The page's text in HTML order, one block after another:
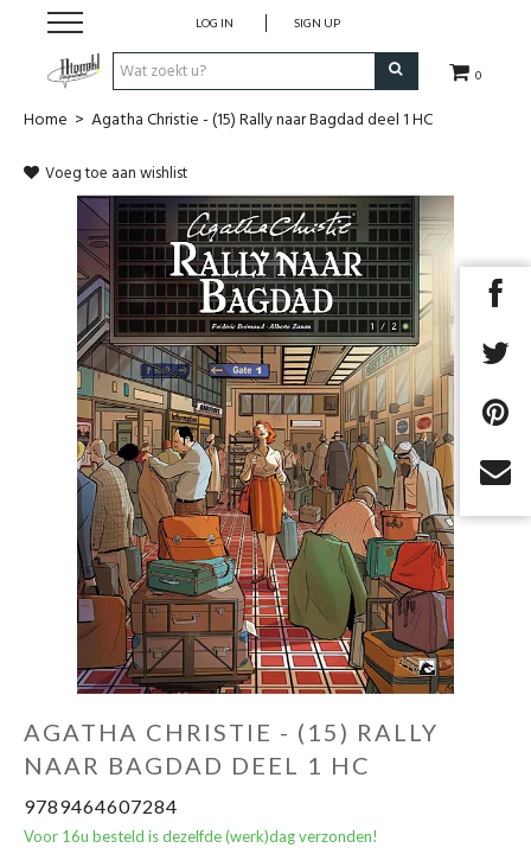
0
LOG IN SIGN UP
Strips
Nieuwsberichten
Pre release
Cadeaubon
RPG Sale
Home > Agatha Christie - (15) Rally naar Bagdad deel 1 HC
Voeg toe aan wishlist
AGATHA CHRISTIE - (15) RALLY
NAAR BAGDAD DEEL 1 HC
9789464607284
Voor 16u besteld is dezelfde (werk)dag verzonden!